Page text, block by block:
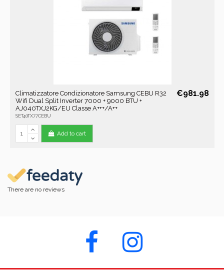
Climatizzatore Condizionatore Samsung CEBU R32
Wifi Dual Split Inverter 7000 + 9000 BTU +
AJ040TXJ2KG/EU Classe A+++/A++
SET40TX77CEBU
€981.98
Add to cart
There are no reviews